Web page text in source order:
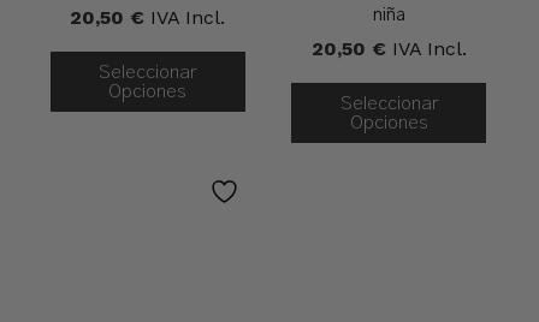
20,50 € IVA Incl.
Seleccionar
Opciones
niña
20,50 € IVA Incl.
Seleccionar
Opciones